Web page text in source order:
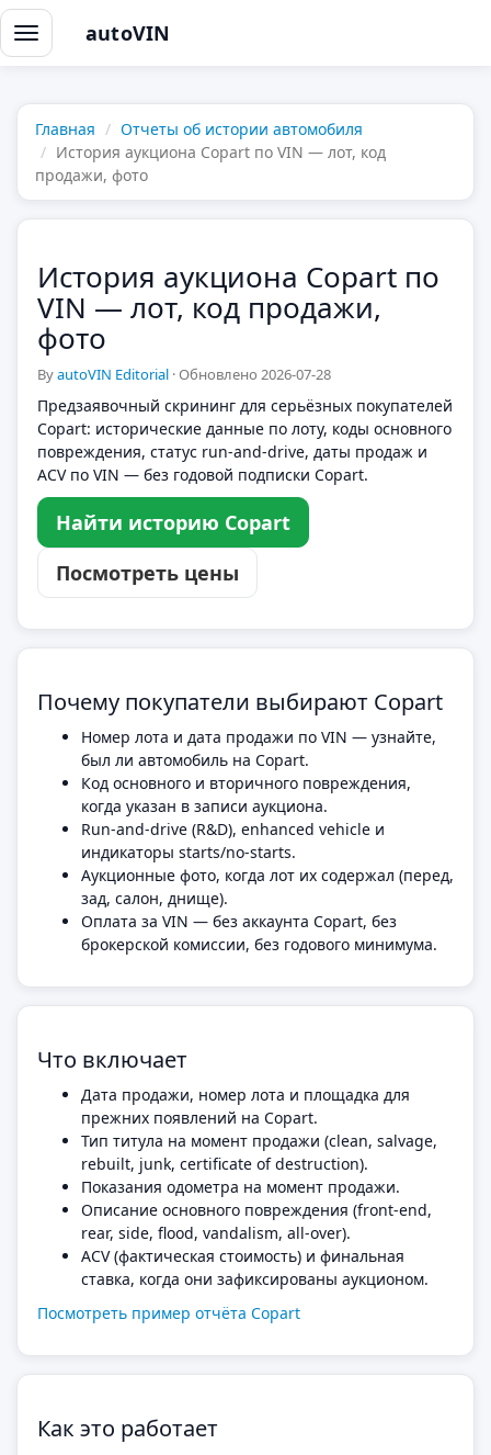
Открыть
меню
autoVIN
Главная
Отчеты об истории автомобиля
История аукциона Copart по VIN — лот, код
продажи, фото
История аукциона Copart по
VIN — лот, код продажи,
фото
ByautoVIN Editorial ·Обновлено 2026-07-28
Предзаявочный скрининг для серьёзных покупателей
Copart: исторические данные по лоту, коды основного
повреждения, статус run-and-drive, даты продаж и
ACV по VIN — без годовой подписки Copart.
Найти историю Copart
Посмотреть цены
Почему покупатели выбирают Copart
Номер лота и дата продажи по VIN — узнайте,
был ли автомобиль на Copart.
Код основного и вторичного повреждения,
когда указан в записи аукциона.
Run-and-drive (R&D), enhanced vehicle и
индикаторы starts/no-starts.
Аукционные фото, когда лот их содержал (перед,
зад, салон, днище).
Оплата за VIN — без аккаунта Copart, без
брокерской комиссии, без годового минимума.
Что включает
Дата продажи, номер лота и площадка для
прежних появлений на Copart.
Тип титула на момент продажи (clean, salvage,
rebuilt, junk, certificate of destruction).
Показания одометра на момент продажи.
Описание основного повреждения (front-end,
rear, side, flood, vandalism, all-over).
ACV (фактическая стоимость) и финальная
ставка, когда они зафиксированы аукционом.
Посмотреть пример отчёта Copart
Как это работает